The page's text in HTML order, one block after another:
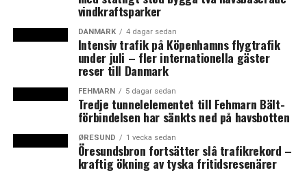
Vindkraftspark Planerad
effekt
(MW)
Investering
mia. SEK *
vindkraftsparker
DANMARK 4 dagar sedan
Intensiv trafik på Köpenhamns flygtrafik
under juli – fler internationella gäster
reser till Danmark
FEHMARN 5 dagar sedan
Tredje tunnelelementet till Fehmarn Bält-
förbindelsen har sänkts ned på havsbotten
ØRESUND 1 vecka sedan
Öresundsbron fortsätter slå trafikrekord –
kraftig ökning av tyska fritidsresenärer